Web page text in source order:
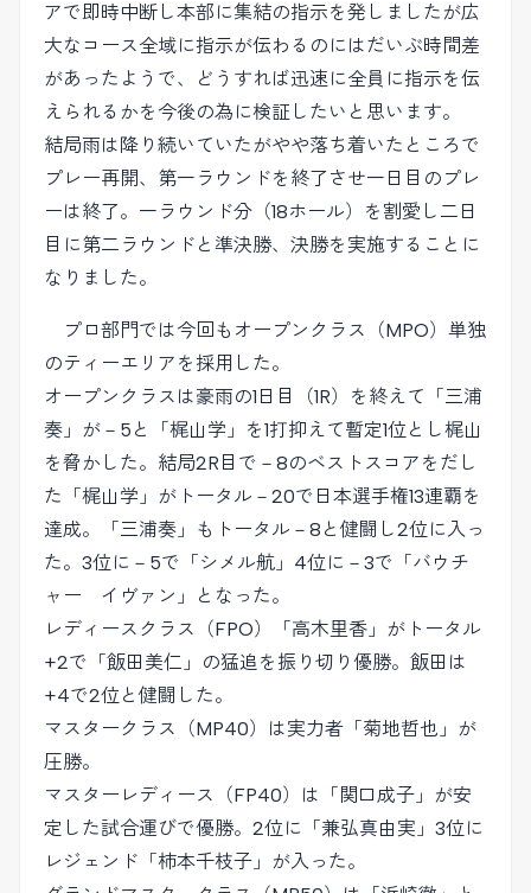
アで即時中断し本部に集結の指示を発しましたが広
大なコース全域に指示が伝わるのにはだいぶ時間差
があったようで、どうすれば迅速に全員に指示を伝
えられるかを今後の為に検証したいと思います。
結局雨は降り続いていたがやや落ち着いたところで
プレー再開、第一ラウンドを終了させ一日目のプレ
ーは終了。一ラウンド分（18ホール）を割愛し二日
目に第二ラウンドと準決勝、決勝を実施することに
なりました。
プロ部門では今回もオープンクラス（MPO）単独
のティーエリアを採用した。
オープンクラスは豪雨の1日目（1R）を終えて「三浦
奏」が－5と「梶山学」を1打抑えて暫定1位とし梶山
を脅かした。結局2R目で－8のベストスコアをだし
た「梶山学」がトータル－20で日本選手権13連覇を
達成。「三浦奏」もトータル－8と健闘し2位に入っ
た。3位に－5で「シメル航」4位に－3で「バウチ
ャー イヴァン」となった。
レディースクラス（FPO）「高木里香」がトータル
+2で「飯田美仁」の猛追を振り切り優勝。飯田は
+4で2位と健闘した。
マスタークラス（MP40）は実力者「菊地哲也」が
圧勝。
マスターレディース（FP40）は「関口成子」が安
定した試合運びで優勝。2位に「兼弘真由実」3位に
レジェンド「柿本千枝子」が入った。